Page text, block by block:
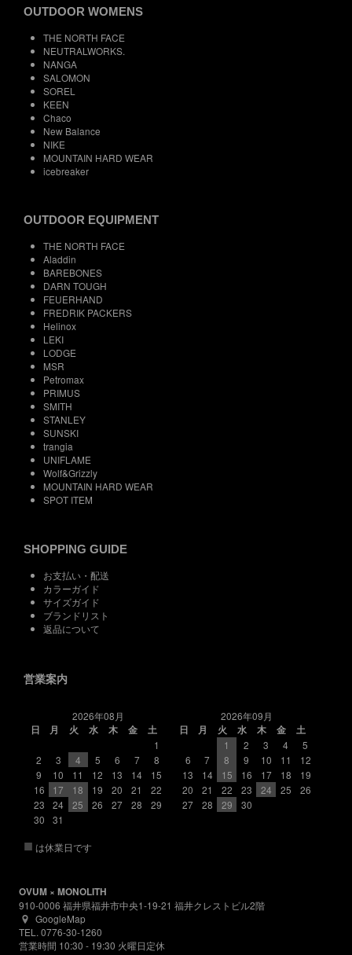
OUTDOOR WOMENS
THE NORTH FACE
NEUTRALWORKS.
NANGA
SALOMON
SOREL
KEEN
Chaco
New Balance
NIKE
MOUNTAIN HARD WEAR
icebreaker
OUTDOOR EQUIPMENT
THE NORTH FACE
Aladdin
BAREBONES
DARN TOUGH
FEUERHAND
FREDRIK PACKERS
Helinox
LEKI
LODGE
MSR
Petromax
PRIMUS
SMITH
STANLEY
SUNSKI
trangia
UNIFLAME
Wolf&Grizzly
MOUNTAIN HARD WEAR
SPOT ITEM
SHOPPING GUIDE
お支払い・配送
カラーガイド
サイズガイド
ブランドリスト
返品について
営業案内
2026年08月
日
月 火 水 木 金
土
1
2
3 4 5 6 7
8
9
10 11 12 13 14
15
16
17 18 19 20 21
22
23
24 25 26 27 28
29
30
31
2026年09月
日
月 火 水 木 金
土
1
2 3 4
5
6
7 8 9 10 11
12
13
14 15 16 17 18
19
20
21 22 23 24 25
26
27
28 29 30
■ は休業日です
OVUM × MONOLITH
910-0006 福井県福井市中央1-19-21 福井クレストビル2階
GoogleMap
TEL. 0776-30-1260
営業時間 10:30 - 19:30 火曜日定休